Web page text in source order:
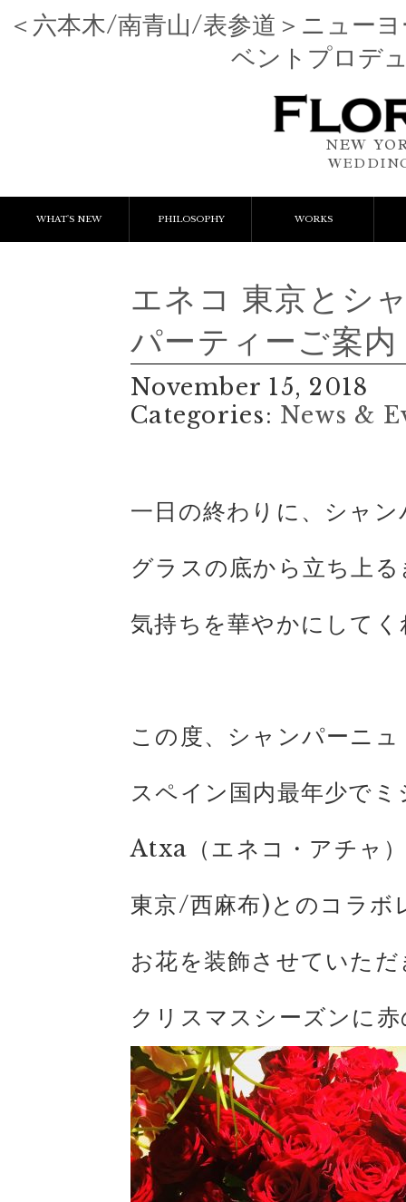
＜六本木/南青山/表参道＞ニュー
ベントプロデ
NEW
WHAT'S NEW PHILOSOPHY WORKS
Client Works
Gift Flower
Lesson
エネコ 東京とシ
パーティーご案内
November 15, 2018
Categories: News &
一日の終わりに、シャ
グラスの底から立ち上
気持ちを華やかにして
この度、シャンパーニ
スペイン国内最年少で
Atxa（エネコ・アチャ
東京/西麻布)とのコラ
お花を装飾させていた
クリスマスシーズンに